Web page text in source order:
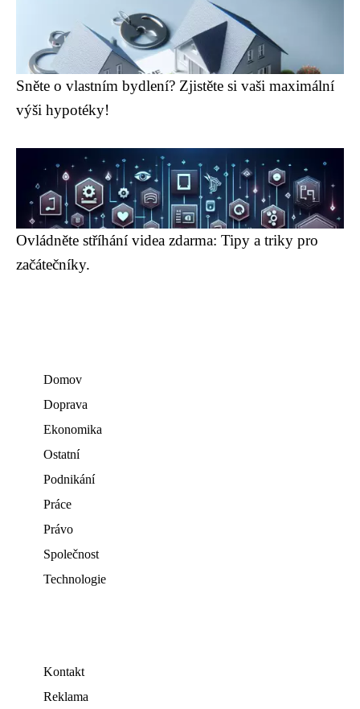
Sněte o vlastním bydlení? Zjistěte si vaši maximální
výši hypotéky!
Ovládněte stříhání videa zdarma: Tipy a triky pro
začátečníky.
Domov
Doprava
Ekonomika
Ostatní
Podnikání
Práce
Právo
Společnost
Technologie
Kontakt
Reklama